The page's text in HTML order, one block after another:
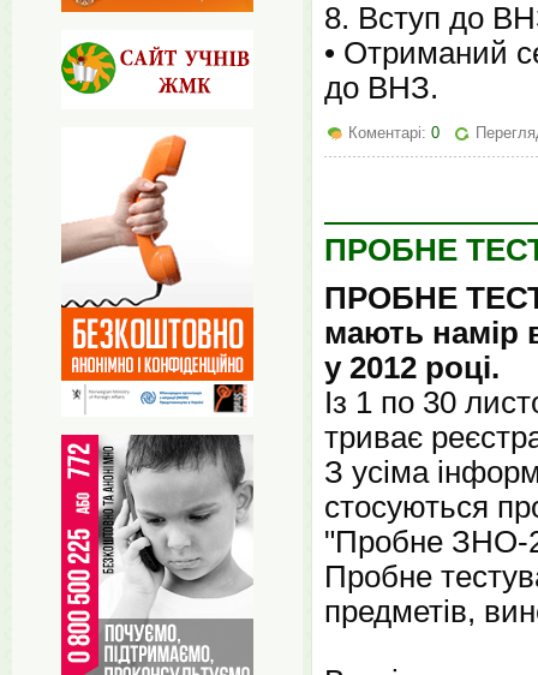
8. Вступ до
• Отриманий
до ВНЗ.
Коментарі: 0
ПРОБНЕ
ПРОБНЕ
мають намір
у 2012 році.
Із 1 по 30
триває
З усіма
стосуються
"Пробне ЗНО-
Пробне
предметів,